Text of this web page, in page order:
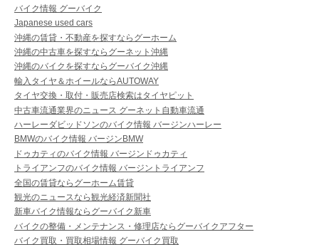
バイク情報 グーバイク
Japanese used cars
沖縄の賃貸・不動産を探すならグーホーム
沖縄の中古車を探すならグーネット沖縄
沖縄のバイクを探すならグーバイク沖縄
輸入タイヤ＆ホイールならAUTOWAY
タイヤ交換・取付・販売店検索はタイヤピット
中古車流通業界のニュース グーネット自動車流通
ハーレーダビッドソンのバイク情報 バージンハーレー
BMWのバイク情報 バージンBMW
ドゥカティのバイク情報 バージンドゥカティ
トライアンフのバイク情報 バージントライアンフ
全国の賃貸ならグーホーム賃貸
観光のニュースなら観光経済新聞社
新車バイク情報ならグーバイク新車
バイクの整備・メンテナンス・修理店ならグーバイクアフター
バイク買取・買取相場情報 グーバイク買取